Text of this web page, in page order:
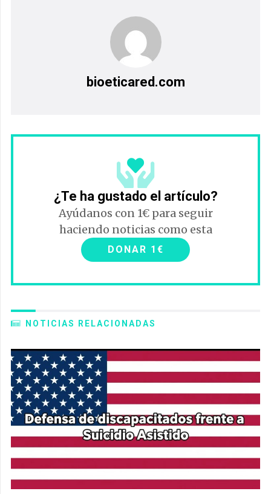
bioeticared.com
¿Te ha gustado el artículo?
Ayúdanos con 1€ para seguir
haciendo noticias como esta
DONAR 1€
NOTICIAS RELACIONADAS